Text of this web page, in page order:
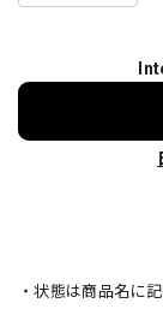
・状態は商品名に